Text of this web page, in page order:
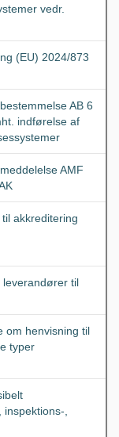
vedr.
(EU) 2024/873
AB 6
indførelse af
AMF
akkreditering
leverandører til
om henvisning til
typer
,